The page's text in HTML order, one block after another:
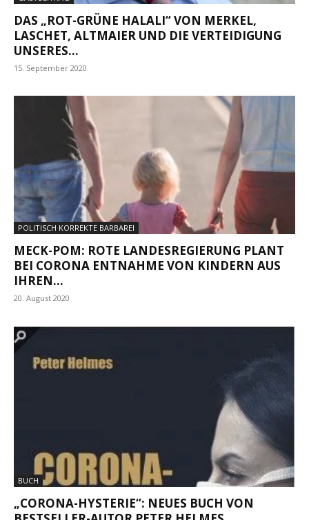
DAS „ROT-GRÜNE HALALI“ VON MERKEL,
LASCHET, ALTMAIER UND DIE VERTEIDIGUNG
UNSERES...
15. September 2020
POLITISCH KORREKTE BARBAREI
MECK-POM: ROTE LANDESREGIERUNG PLANT
BEI CORONA ENTNAHME VON KINDERN AUS
IHREN...
20. August 2020
BUCH
„CORONA-HYSTERIE“: NEUES BUCH VON